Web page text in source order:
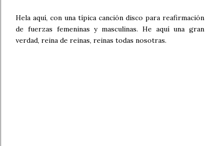
Hela aquí, con una típica canción disco para reafirmación
de fuerzas femeninas y masculinas. He aquí una gran
verdad, reina de reinas, reinas todas nosotras.